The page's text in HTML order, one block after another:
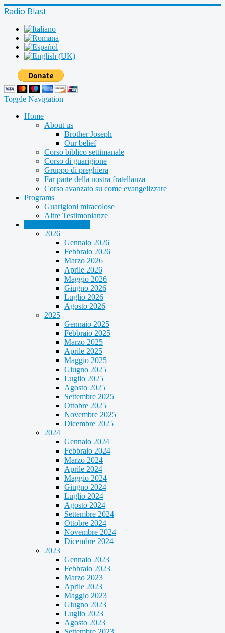
Radio Blast
Toggle Navigation
Home
About us
Brother Joseph
Our belief
Corso biblico settimanale
Corso di guarigione
Gruppo di preghiera
Far parte della nostra fratellanza
Corso avanzato su come evangelizzare
Programs
Guarigioni miracolose
Altre Testimonianze
2026
Gennaio 2026
Febbraio 2026
Marzo 2026
Aprile 2026
Maggio 2026
Giugno 2026
Luglio 2026
Agosto 2026
2025
Gennaio 2025
Febbraio 2025
Marzo 2025
Aprile 2025
Maggio 2025
Giugno 2025
Luglio 2025
Agosto 2025
Settembre 2025
Ottobre 2025
Novembre 2025
Dicembre 2025
2024
Gennaio 2024
Febbraio 2024
Marzo 2024
Aprile 2024
Maggio 2024
Giugno 2024
Luglio 2024
Agosto 2024
Settembre 2024
Ottobre 2024
Novembre 2024
Dicembre 2024
2023
Gennaio 2023
Febbraio 2023
Marzo 2023
Aprile 2023
Maggio 2023
Giugno 2023
Luglio 2023
Agosto 2023